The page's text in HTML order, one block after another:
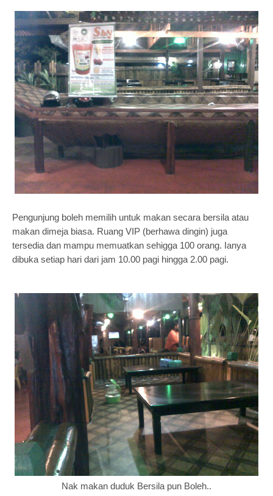
Pengunjung boleh memilih untuk makan secara bersila atau
makan dimeja biasa. Ruang VIP (berhawa dingin) juga
tersedia dan mampu memuatkan sehigga 100 orang. Ianya
dibuka setiap hari dari jam 10.00 pagi hingga 2.00 pagi.
Nak makan duduk Bersila pun Boleh..